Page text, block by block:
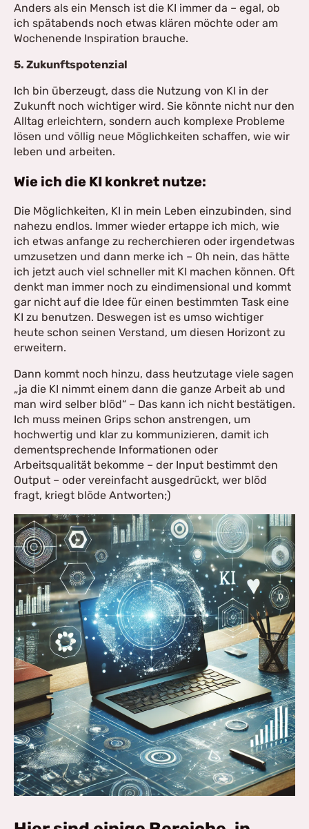
Anders als ein Mensch ist die KI immer da – egal, ob
ich spätabends noch etwas klären möchte oder am
Wochenende Inspiration brauche.
5. Zukunftspotenzial
Ich bin überzeugt, dass die Nutzung von KI in der
Zukunft noch wichtiger wird. Sie könnte nicht nur den
Alltag erleichtern, sondern auch komplexe Probleme
lösen und völlig neue Möglichkeiten schaffen, wie wir
leben und arbeiten.
Wie ich die KI konkret nutze:
Die Möglichkeiten, KI in mein Leben einzubinden, sind
nahezu endlos. Immer wieder ertappe ich mich, wie
ich etwas anfange zu recherchieren oder irgendetwas
umzusetzen und dann merke ich – Oh nein, das hätte
ich jetzt auch viel schneller mit KI machen können. Oft
denkt man immer noch zu eindimensional und kommt
gar nicht auf die Idee für einen bestimmten Task eine
KI zu benutzen. Deswegen ist es umso wichtiger
heute schon seinen Verstand, um diesen Horizont zu
erweitern.
Dann kommt noch hinzu, dass heutzutage viele sagen
„ja die KI nimmt einem dann die ganze Arbeit ab und
man wird selber blöd“ – Das kann ich nicht bestätigen.
Ich muss meinen Grips schon anstrengen, um
hochwertig und klar zu kommunizieren, damit ich
dementsprechende Informationen oder
Arbeitsqualität bekomme – der Input bestimmt den
Output – oder vereinfacht ausgedrückt, wer blöd
fragt, kriegt blöde Antworten;)